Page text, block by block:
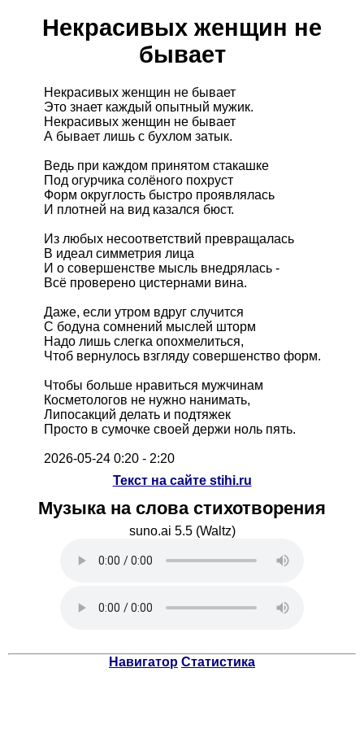
Некрасивых женщин не
бывает
Некрасивых женщин не бывает
Это знает каждый опытный мужик.
Некрасивых женщин не бывает
А бывает лишь с бухлом затык.
Ведь при каждом принятом стакашке
Под огурчика солёного похруст
Форм округлость быстро проявлялась
И плотней на вид казался бюст.
Из любых несоответствий превращалась
В идеал симметрия лица
И о совершенстве мысль внедрялась -
Всё проверено цистернами вина.
Даже, если утром вдруг случится
С бодуна сомнений мыслей шторм
Надо лишь слегка опохмелиться,
Чтоб вернулось взгляду совершенство форм.
Чтобы больше нравиться мужчинам
Косметологов не нужно нанимать,
Липосакций делать и подтяжек
Просто в сумочке своей держи ноль пять.
2026-05-24 0:20 - 2:20
Текст на сайте stihi.ru
Музыка на слова стихотворения
suno.ai 5.5 (Waltz)
Навигатор Статистика